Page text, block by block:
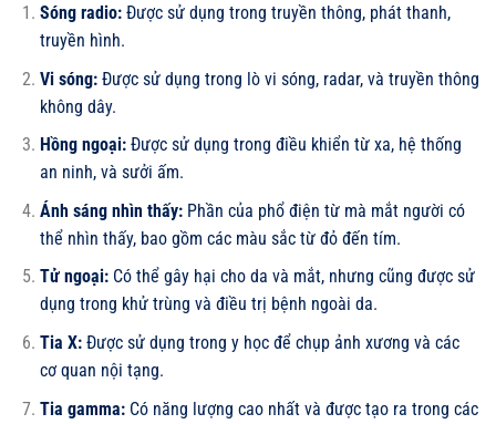
Sóng radio:Được sử dụng trong truyền thông, phát thanh,
truyền hình.
Vi sóng:Được sử dụng trong lò vi sóng, radar, và truyền thông
không dây.
Hồng ngoại:Được sử dụng trong điều khiển từ xa, hệ thống
an ninh, và sưởi ấm.
Ánh sáng nhìn thấy:Phần của phổ điện từ mà mắt người có
thể nhìn thấy, bao gồm các màu sắc từ đỏ đến tím.
Tử ngoại:Có thể gây hại cho da và mắt, nhưng cũng được sử
dụng trong khử trùng và điều trị bệnh ngoài da.
Tia X:Được sử dụng trong y học để chụp ảnh xương và các
cơ quan nội tạng.
Tia gamma:Có năng lượng cao nhất và được tạo ra trong các